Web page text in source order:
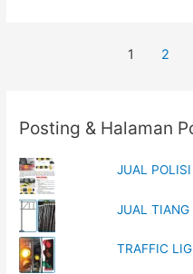
1 2
Posting & Halaman
JUAL
JUAL TIANG
TRAFFIC